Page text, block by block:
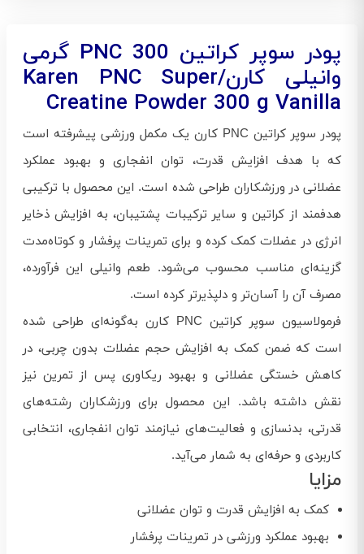
پودر سوپر کراتین PNC 300 گرمی
وانیلی کارن/Karen PNC Super
Creatine Powder 300 g Vanilla
پودر سوپر کراتین PNC کارن یک مکمل ورزشی پیشرفته است
که با هدف افزایش قدرت، توان انفجاری و بهبود عملکرد
عضلانی در ورزشکاران طراحی شده است. این محصول با ترکیبی
هدفمند از کراتین و سایر ترکیبات پشتیبان، به افزایش ذخایر
انرژی در عضلات کمک کرده و برای تمرینات پرفشار و کوتاه‌مدت
گزینه‌ای مناسب محسوب می‌شود. طعم وانیلی این فرآورده،
مصرف آن را آسان‌تر و دلپذیرتر کرده است.
فرمولاسیون سوپر کراتین PNC کارن به‌گونه‌ای طراحی شده
است که ضمن کمک به افزایش حجم عضلات بدون چربی، در
کاهش خستگی عضلانی و بهبود ریکاوری پس از تمرین نیز
نقش داشته باشد. این محصول برای ورزشکاران رشته‌های
قدرتی، بدنسازی و فعالیت‌های نیازمند توان انفجاری، انتخابی
کاربردی و حرفه‌ای به شمار می‌آید.
مزایا
کمک به افزایش قدرت و توان عضلانی
بهبود عملکرد ورزشی در تمرینات پرفشار